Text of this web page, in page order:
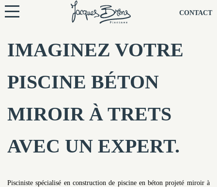
CONTACT
IMAGINEZ VOTRE
PISCINE BÉTON
MIROIR À TRETS
AVEC UN EXPERT.
Pisciniste spécialisé en construction de piscine en béton projeté miroir à
NOS PISCINES
NOTRE TECHNIQUE
NOS CONSEILS
NOS AGENCES